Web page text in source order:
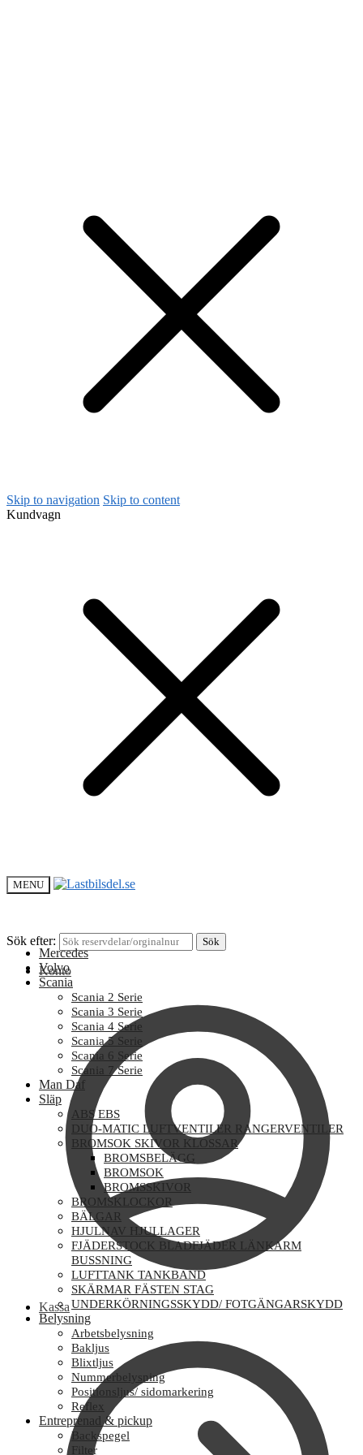
Skip to navigation Skip to content
Kundvagn
MENU
Sök efter: Sök
Konto
Kassa
Mercedes
Volvo
Scania
Scania 2 Serie
Scania 3 Serie
Scania 4 Serie
Scania 5 Serie
Scania 6 Serie
Scania 7 Serie
Man Daf
Släp
ABS EBS
DUO-MATIC LUFTVENTILER RANGERVENTILER
BROMSOK SKIVOR KLOSSAR
BROMSBELÄGG
BROMSOK
BROMSSKIVOR
BROMSKLOCKOR
BÄLGAR
HJULNAV HJULLAGER
FJÄDERSTOCK BLADFJÄDER LÄNKARM
BUSSNING
LUFTTANK TANKBAND
SKÄRMAR FÄSTEN STAG
UNDERKÖRNINGSSKYDD/ FOTGÄNGARSKYDD
Belysning
Arbetsbelysning
Bakljus
Blixtljus
Nummerbelysning
Positionsljus/ sidomarkering
Reflex
Entreprenad & pickup
Backspegel
Filter